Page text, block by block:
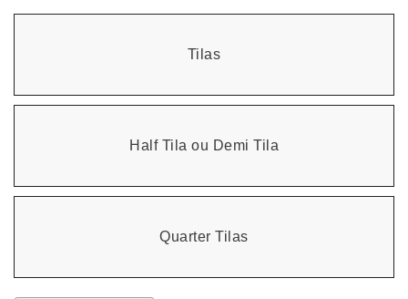
Tilas
Half Tila ou Demi Tila
Quarter Tilas